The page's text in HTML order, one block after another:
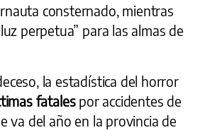
consternado, mientras
perpetua” para las almas de
la estadística del horror
fatalespor accidentes de
va del año en la provincia de